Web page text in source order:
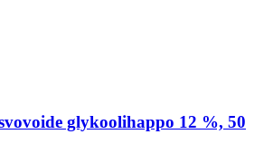
glykoolihappo 12 %, 50